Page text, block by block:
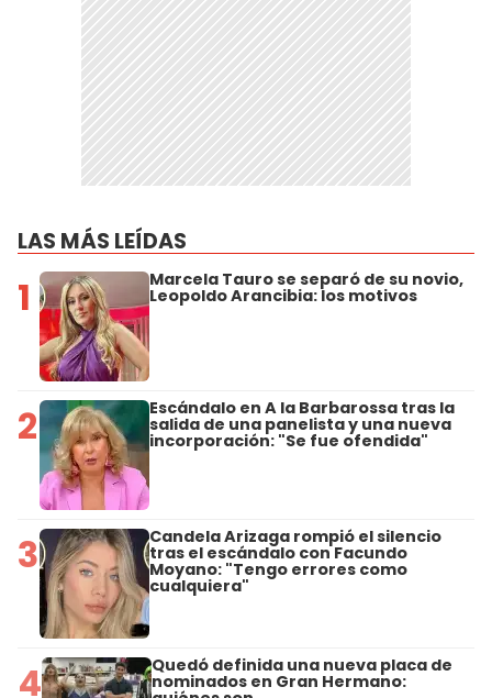
LAS MÁS LEÍDAS
1 Marcela Tauro se separó de su novio,
Leopoldo Arancibia: los motivos
2 Escándalo en A la Barbarossa tras la
salida de una panelista y una nueva
incorporación: "Se fue ofendida"
3 Candela Arizaga rompió el silencio
tras el escándalo con Facundo
Moyano: "Tengo errores como
cualquiera"
4 Quedó definida una nueva placa de
nominados en Gran Hermano: